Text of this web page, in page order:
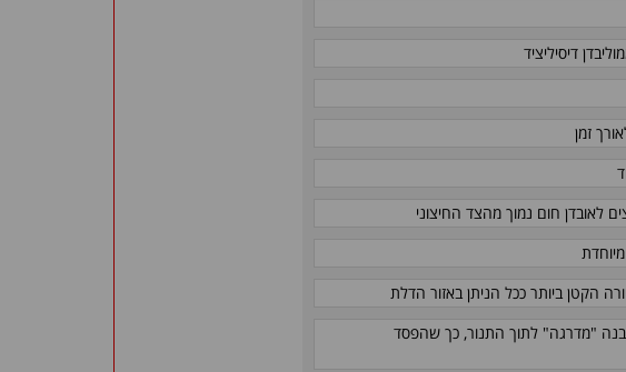
דיסיליציד
זמן
לאובדן חום נמוך מהצד החיצוני
הקטן ביותר ככל הניתן באזור הדלת
"מדרגה" לתוך התנור, כך שהפסד